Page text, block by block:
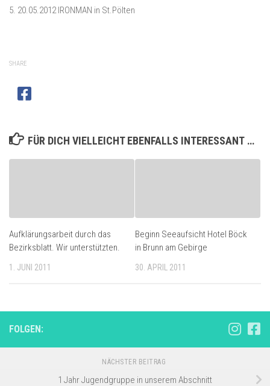
5. 20.05.2012 IRONMAN in St.Pölten
SHARE
FÜR DICH VIELLEICHT EBENFALLS INTERESSANT …
Aufklärungsarbeit durch das
Bezirksblatt. Wir unterstützten.
1. JUNI 2011
Beginn Seeaufsicht Hotel Böck
in Brunn am Gebirge
30. APRIL 2011
FOLGEN:
NÄCHSTER BEITRAG
1 Jahr Jugendgruppe in unserem Abschnitt